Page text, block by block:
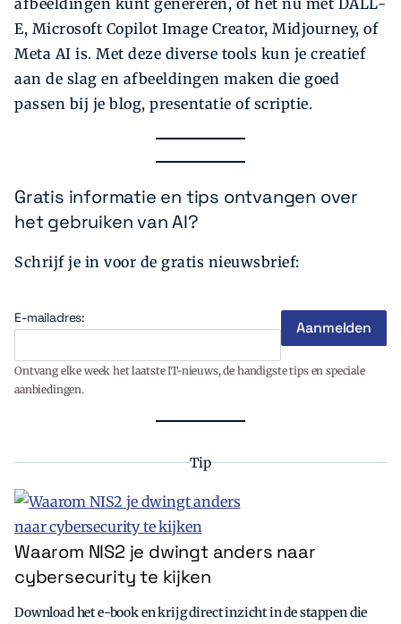
afbeeldingen kunt genereren, of het nu met DALL-
E, Microsoft Copilot Image Creator, Midjourney, of
Meta AI is. Met deze diverse tools kun je creatief
aan de slag en afbeeldingen maken die goed
passen bij je blog, presentatie of scriptie.
Gratis informatie en tips ontvangen over
het gebruiken van AI?
Schrijf je in voor de gratis nieuwsbrief:
E-mailadres:
Ontvang elke week het laatste IT-nieuws, de handigste tips en speciale
aanbiedingen.
Tip
Waarom NIS2 je dwingt anders naar
cybersecurity te kijken
Download het e-book en krijg direct inzicht in de stappen die